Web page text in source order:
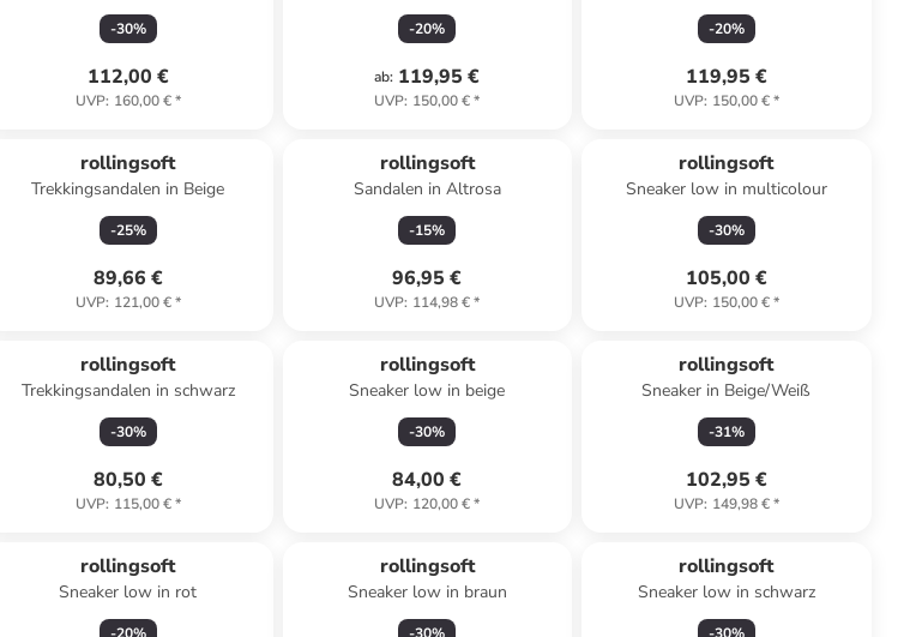
-30%
112,00 €
UVP: 160,00 €*
-20%
ab: 119,95 €
UVP: 150,00 €*
-20%
119,95 €
UVP: 150,00 €*
rollingsoft
Trekkingsandalen in Beige
-25%
89,66 €
UVP: 121,00 €*
rollingsoft
Sandalen in Altrosa
-15%
96,95 €
UVP: 114,98 €*
rollingsoft
Sneaker low in multicolour
-30%
105,00 €
UVP: 150,00 €*
rollingsoft
Trekkingsandalen in schwarz
-30%
80,50 €
UVP: 115,00 €*
rollingsoft
Sneaker low in beige
-30%
84,00 €
UVP: 120,00 €*
rollingsoft
Sneaker in Beige/Weiß
-31%
102,95 €
UVP: 149,98 €*
rollingsoft
Sneaker low in rot
rollingsoft
Sneaker low in braun
rollingsoft
Sneaker low in schwarz